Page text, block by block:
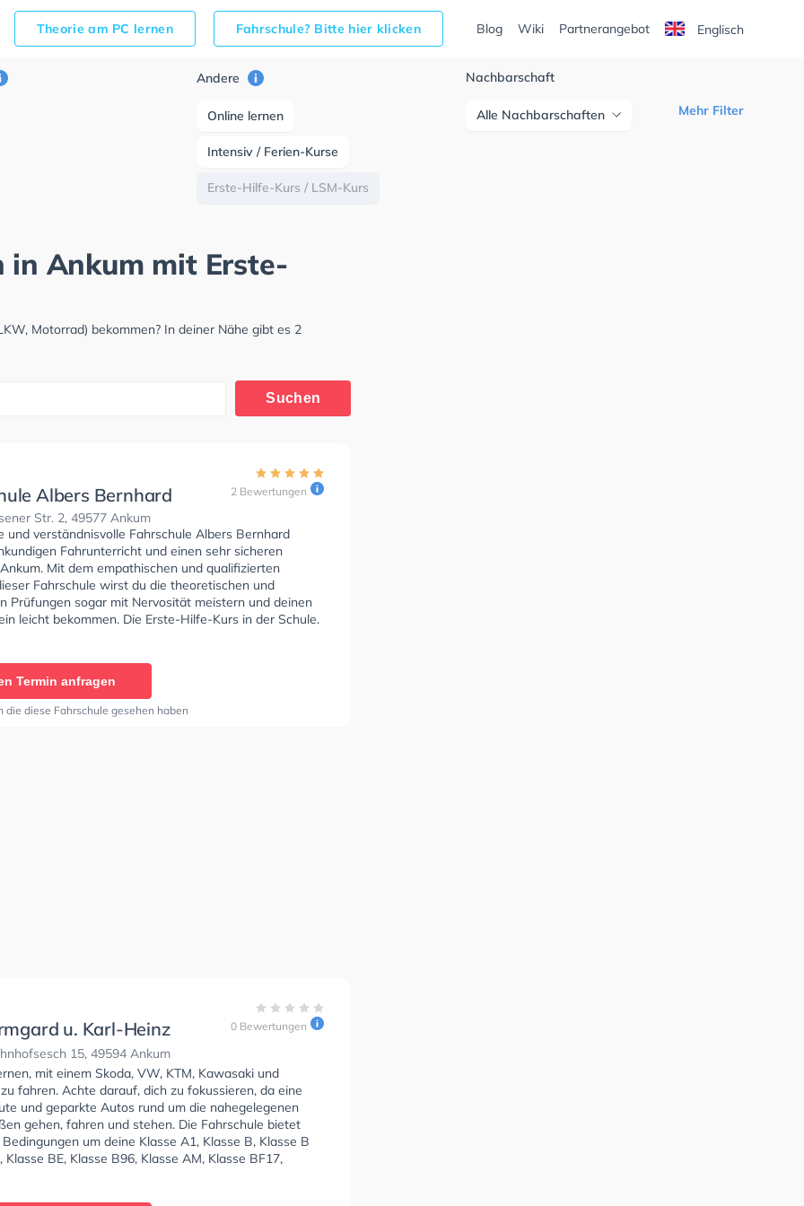
Theorie am PC lernen Fahrschule? Bitte hier klicken Blog Wiki Partnerangebot Englisch
Andere
Online lernen
Intensiv / Ferien-Kurse
Erste-Hilfe-Kurs / LSM-Kurs
Nachbarschaft
Alle Nachbarschaften Mehr Filter
in Ankum mit Erste-
Motorrad) bekommen? In deiner Nähe gibt es 2
Suchen
Albers Bernhard
Str. 2, 49577 Ankum
2 Bewertungen
und verständnisvolle Fahrschule Albers Bernhard
Fahrunterricht und einen sehr sicheren
Mit dem empathischen und qualifizierten
Fahrschule wirst du die theoretischen und
Prüfungen sogar mit Nervosität meistern und deinen
leicht bekommen. Die Erste-Hilfe-Kurs in der Schule.
Albers Bernhard Sie können einen Termin online
Termin anfragen
die diese Fahrschule gesehen haben
u. Karl-Heinz
15, 49594 Ankum
0 Bewertungen
mit einem Skoda, VW, KTM, Kawasaki und
fahren. Achte darauf, dich zu fokussieren, da eine
und geparkte Autos rund um die nahegelegenen
gehen, fahren und stehen. Die Fahrschule bietet
um deine Klasse A1, Klasse B, Klasse B
Klasse BE, Klasse B96, Klasse AM, Klasse BF17,
Klasse C1, Klasse C1E, Klasse C, Klasse CE, Klasse D1